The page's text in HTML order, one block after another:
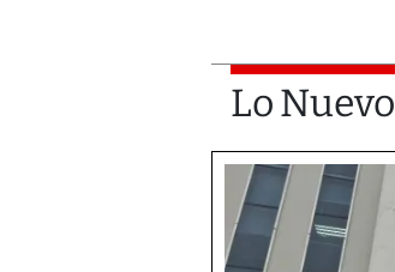
Lo Nuevo